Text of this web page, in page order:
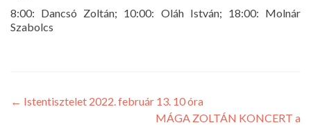
8:00: Dancsó Zoltán; 10:00: Oláh István; 18:00: Molnár
Szabolcs
← Istentisztelet 2022. február 13. 10 óra
MÁGA ZOLTÁN KONCERT a